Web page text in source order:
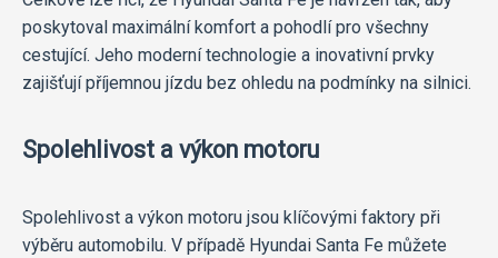
poskytoval maximální komfort a pohodlí pro všechny
cestující. Jeho moderní technologie a inovativní prvky
zajišťují příjemnou jízdu bez ohledu na podmínky na silnici.
Spolehlivost a výkon motoru
Spolehlivost a výkon motoru jsou klíčovými faktory při
výběru automobilu. V případě Hyundai Santa Fe můžete